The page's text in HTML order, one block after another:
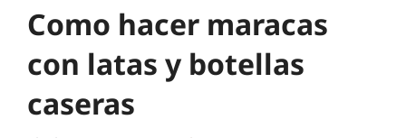
Como hacer maracas
con latas y botellas
caseras